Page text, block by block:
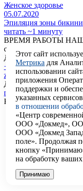
Женское здоровье
05.07.2020
Эпиляция зоны бикини
читать ~1 минуту
ВРЕМЯ РАБОТЫ
с 9:00 до 21:00
Для связи с нами
+7 (495) 150-99-51
zabota@docdeti.ru
Для сотрудничества
marketing@docdeti.ru
Наши соцсети
Этот сайт
Метрика для
использовании
приложения
поддержки и
указанных
в отношении
«Центр
ООО «Докмед»,
ООО «Докмед
поле». Продолжая
кнопку
на обработку
Принимаю